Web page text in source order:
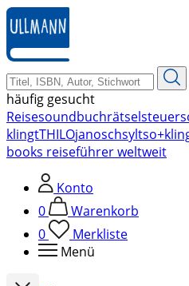
zum
Hauptinhalt
springen
häufig gesucht
Reisesoundbuchrätselsteuer
klingtTHILOjanoschsylt
books reiseführer weltweit
Konto
0
Warenkorb
0
Merkliste
Menü